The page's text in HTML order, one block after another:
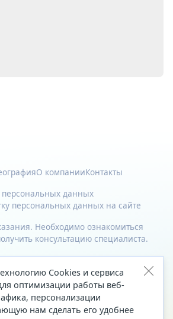
О компанииКонтакты
персональных данных
персональных данных на сайте
Необходимо ознакомиться
консультацию специалиста.
защищены.
д. 19 (вход в здание со стороны
Cookies и сервиса
оптимизации работы веб-
персонализации
нам сделать его удобнее